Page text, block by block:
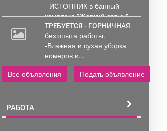
- ИСТОПНИК в банный
комплекс "Жаркий отдых"
Администрирование и
тех....
ТРЕБУЕТСЯ - ГОРНИЧНАЯ
без опыта работы.
-Влажная и сухая уборка
номеров и...
Все объявления
Подать объявление
РАБОТА